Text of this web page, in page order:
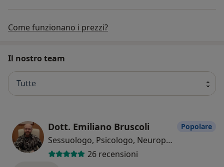
Come funzionano i prezzi?
Il nostro team
Tutte
Dott. Emiliano Bruscoli
Sessuologo, Psicologo, Neuropsicologo
26 recensioni
Popolare